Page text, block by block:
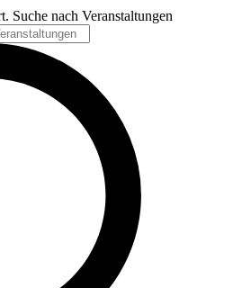
Suche nach Veranstaltungen